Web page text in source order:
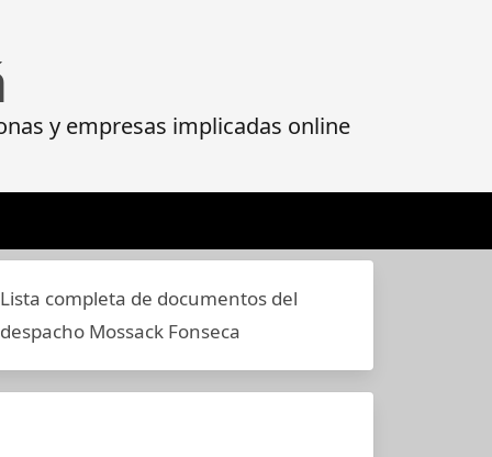
y empresas implicadas online
Lista completa de documentos del
despacho Mossack Fonseca